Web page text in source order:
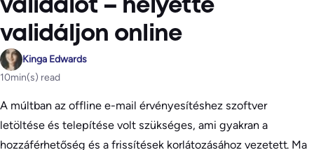
validálót – helyette
validáljon online
Kinga Edwards
10min(s) read
A múltban az offline e-mail érvényesítéshez szoftver
letöltése és telepítése volt szükséges, ami gyakran a
hozzáférhetőség és a frissítések korlátozásához vezetett. Ma